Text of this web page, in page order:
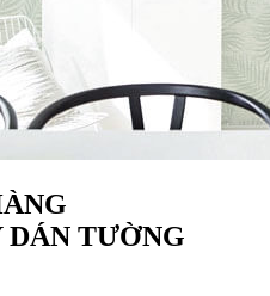
TƯỜNG